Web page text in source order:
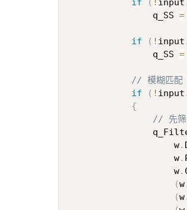
if ( ! input
                q_SS
=
if ( ! input
                q_SS
=
// 模糊匹
if
( ! input
{
// 先筛
                    w
.
                    w
.
                    w
.
(w
(w